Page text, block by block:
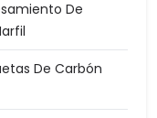
De
De Carbón